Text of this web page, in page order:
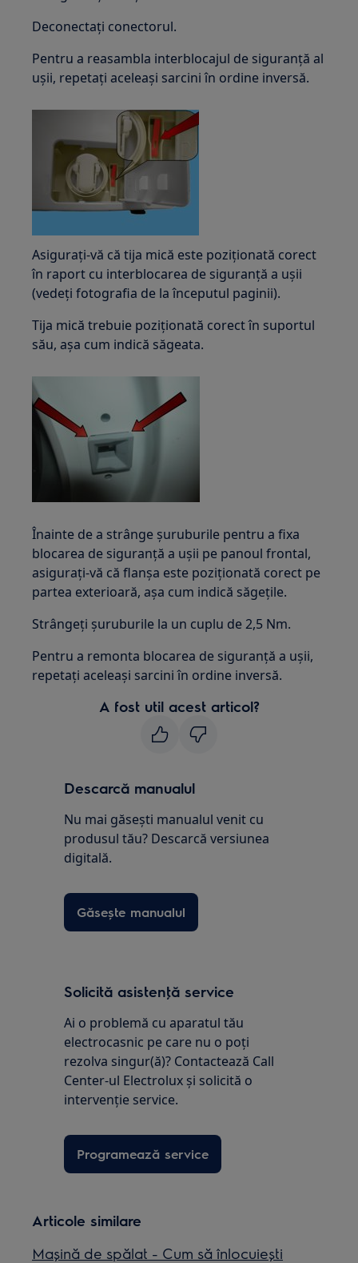
Deconectați conectorul.
Pentru a reasambla interblocajul de siguranță al
ușii, repetați aceleași sarcini în ordine inversă.
Asigurați-vă că tija mică este poziționată corect
în raport cu interblocarea de siguranță a ușii
(vedeți fotografia de la începutul paginii).
Tija mică trebuie poziționată corect în suportul
său, așa cum indică săgeata.
Înainte de a strânge șuruburile pentru a fixa
blocarea de siguranță a ușii pe panoul frontal,
asigurați-vă că flanșa este poziționată corect pe
partea exterioară, așa cum indică săgețile.
Strângeți șuruburile la un cuplu de 2,5 Nm.
Pentru a remonta blocarea de siguranță a ușii,
repetați aceleași sarcini în ordine inversă.
A fost util acest articol?
Descarcă manualul
Nu mai găsești manualul venit cu
produsul tău? Descarcă versiunea
digitală.
Găsește manualul
Solicită asistenţă service
Ai o problemă cu aparatul tău
electrocasnic pe care nu o poţi
rezolva singur(ă)? Contactează Call
Center-ul Electrolux și solicită o
intervenţie service.
Programează service
Articole similare
Mașină de spălat - Cum să înlocuiești